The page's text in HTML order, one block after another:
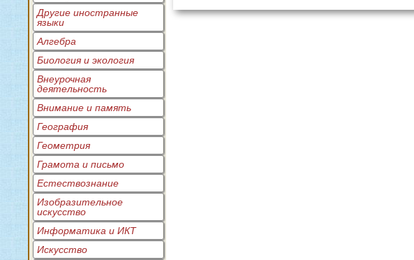
Другие иностранные
языки
Алгебра
Биология и экология
Внеурочная
деятельность
Внимание и память
География
Геометрия
Грамота и письмо
Естествознание
Изобразительное
искусство
Информатика и ИКТ
Искусство